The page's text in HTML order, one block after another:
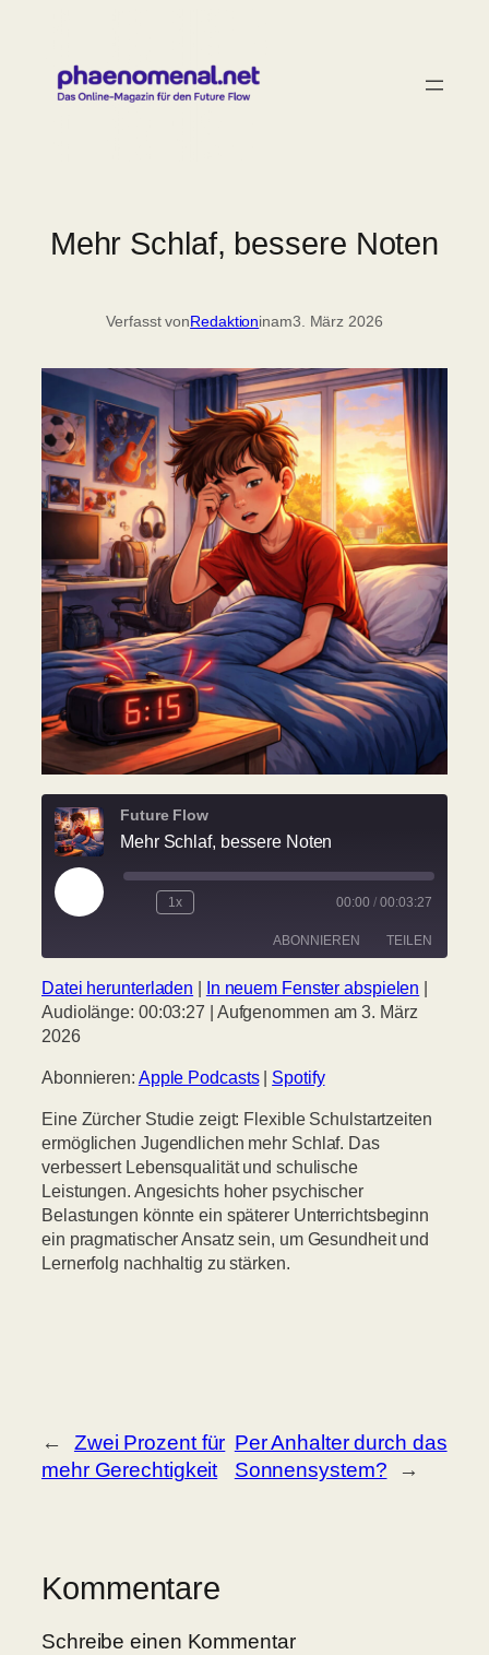
springen
Mehr Schlaf, bessere Noten
Verfasst vonRedaktioninam3. März 2026
Future Flow
Mehr Schlaf, bessere Noten
Play
Episode
Rewind
1x
seconds
00:00 / 00:03:27
ABONNIEREN TEILEN
Apple Podcasts
RSS FEED
TEILEN
LINK
Datei herunterladen | In neuem Fenster abspielen |
Audiolänge: 00:03:27 | Aufgenommen am 3. März
2026
Abonnieren: Apple Podcasts| Spotify
Eine Zürcher Studie zeigt: Flexible Schulstartzeiten
ermöglichen Jugendlichen mehr Schlaf. Das
verbessert Lebensqualität und schulische
Leistungen. Angesichts hoher psychischer
Belastungen könnte ein späterer Unterrichtsbeginn
ein pragmatischer Ansatz sein, um Gesundheit und
Lernerfolg nachhaltig zu stärken.
←
Zwei Prozent für
mehr Gerechtigkeit
Per Anhalter durch das
Sonnensystem?
→
Kommentare
Schreibe einen Kommentar